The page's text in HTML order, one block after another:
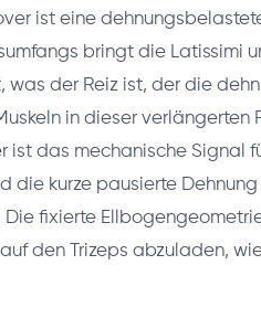
ist eine
bringt die Latissimi
was der Reiz ist, der die
in dieser verlängerten
ist das mechanische Signal
die kurze pausierte
Die fixierte
den Trizeps abzuladen,